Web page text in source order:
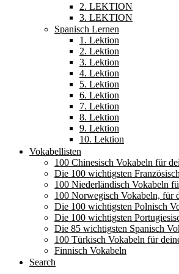
2. LEKTION
3. LEKTION
Spanisch Lernen
1. Lektion
2. Lektion
3. Lektion
4. Lektion
5. Lektion
6. Lektion
7. Lektion
8. Lektion
9. Lektion
10. Lektion
Vokabellisten
100 Chinesisch Vokabeln für
Die 100 wichtigsten
100 Niederländisch Vokabeln
100 Norwegisch Vokabeln, für
Die 100 wichtigsten Polnisch
Die 100 wichtigsten
Die 85 wichtigsten Spanisch
100 Türkisch Vokabeln für
Finnisch Vokabeln
Search